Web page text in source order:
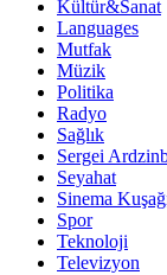
Kültür&Sanat
Languages
Mutfak
Müzik
Politika
Radyo
Sağlık
Sergei
Seyahat
Sinema
Spor
Teknoloji
Televizyon